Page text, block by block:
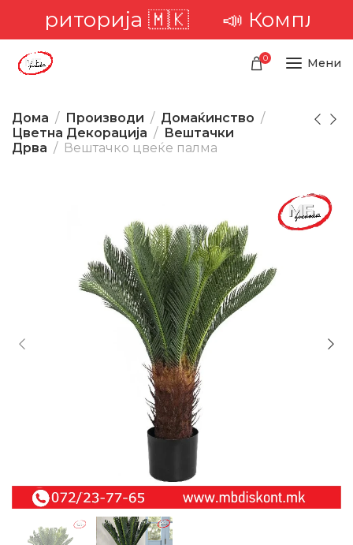
територија 🇲🇰📣 Комплетна
0 Мени
Дома Производи
Домаќинство
Цветна Декорација
Вештачки
Дрва
Вештачко цвеќе палма